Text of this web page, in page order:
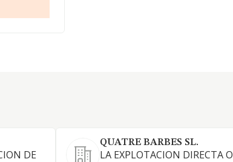
DE
QUATRE BARBES SL.
LA EXPLOTACION DIRECTA O